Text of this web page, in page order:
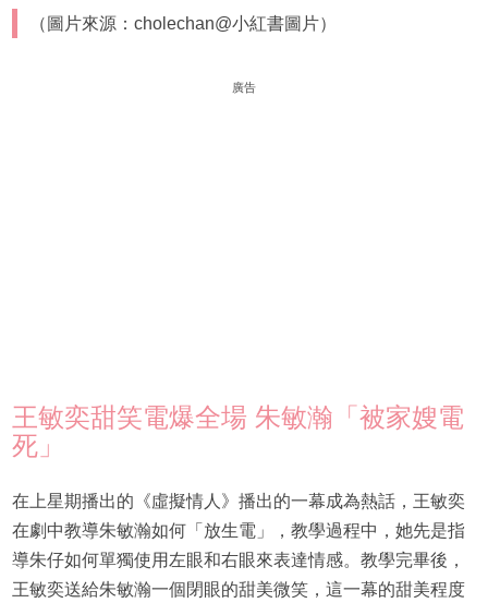
（圖片來源：cholechan@小紅書圖片）
廣告
王敏奕甜笑電爆全場 朱敏瀚「被家嫂電
死」
在上星期播出的《虛擬情人》播出的一幕成為熱話，王敏奕
在劇中教導朱敏瀚如何「放生電」，教學過程中，她先是指
導朱仔如何單獨使用左眼和右眼來表達情感。教學完畢後，
王敏奕送給朱敏瀚一個閉眼的甜美微笑，這一幕的甜美程度